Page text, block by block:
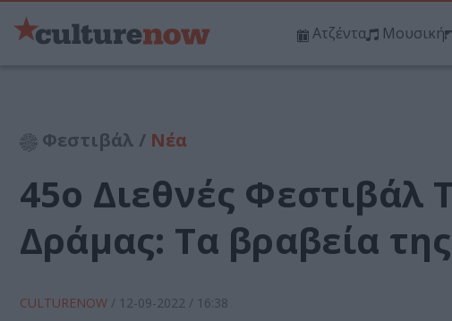
Ατζέντα Μουσική
Φεστιβάλ / Νέα
45o Διεθνές
Δράμας: Τα βραβεία
CULTURENOW / 12-09-2022 / 16:38